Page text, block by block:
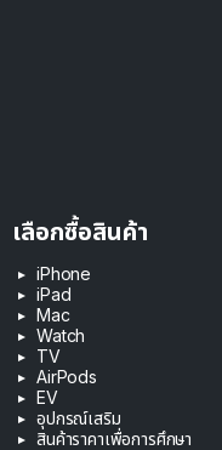
เลือกซื้อสินค้า
iPhone
iPad
Mac
Watch
TV
AirPods
EV
อุปกรณ์เสริม
สินค้าราคาเพื่อการศึกษา